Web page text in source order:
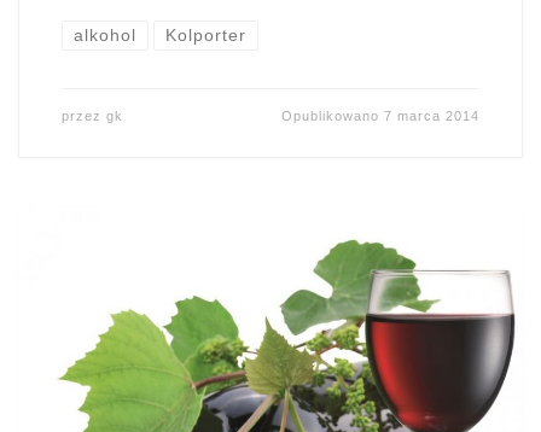
alkohol Kolporter
przez gk Opublikowano7 marca 2014